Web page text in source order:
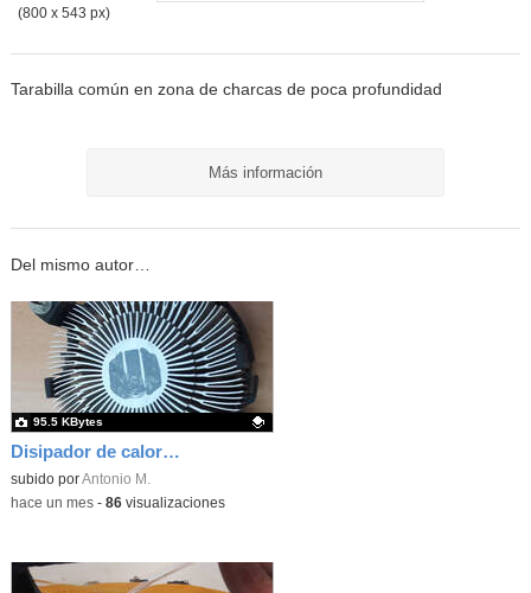
(800 x 543 px)
Tarabilla común en zona de charcas de poca profundidad
Más información
Del mismo autor…
Disipador de calor para microprocesador i3, i5 e i7
Contenido educativo.
subido porAntonio M.
95.5 KBytes
-hace un mes- 86visualizaciones